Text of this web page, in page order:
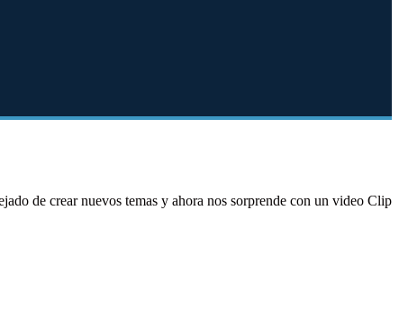
de crear nuevos temas y ahora nos sorprende con un video Clip